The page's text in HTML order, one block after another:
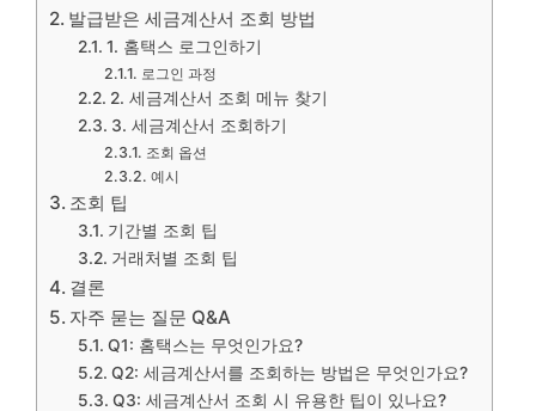
발급받은 세금계산서 조회 방법
1. 홈택스 로그인하기
로그인 과정
2. 세금계산서 조회 메뉴 찾기
3. 세금계산서 조회하기
조회 옵션
예시
조회 팁
기간별 조회 팁
거래처별 조회 팁
결론
자주 묻는 질문 Q&A
Q1: 홈택스는 무엇인가요?
Q2: 세금계산서를 조회하는 방법은 무엇인가요?
Q3: 세금계산서 조회 시 유용한 팁이 있나요?